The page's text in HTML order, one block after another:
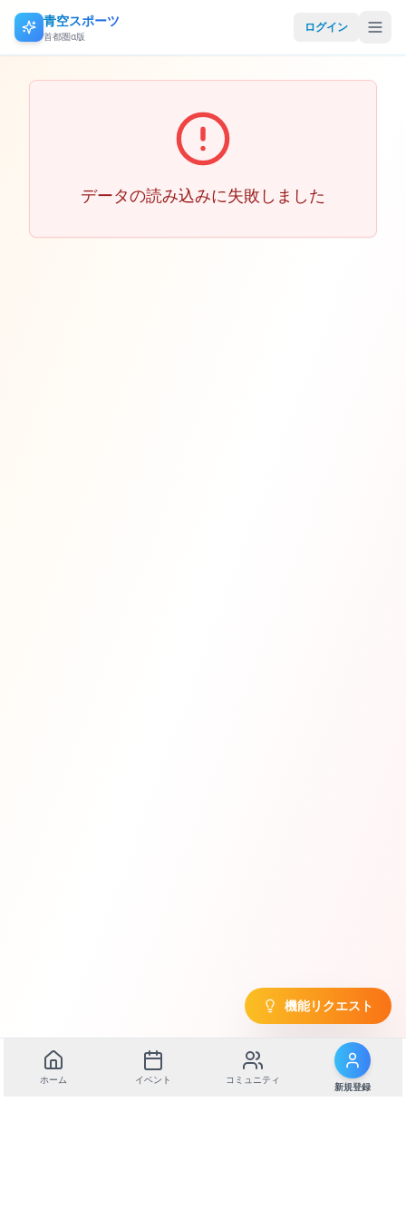
青空スポーツ
首都圏α版
ログイン
データの読み込みに失敗しました
ホーム イベント コミュニティ
新規登録
機能リクエスト